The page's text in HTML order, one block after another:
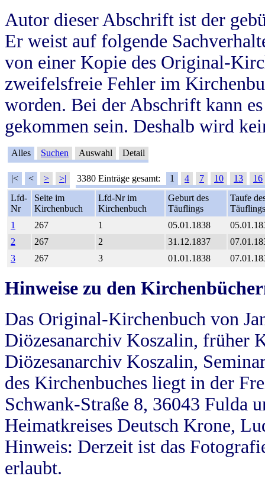
Autor dieser Abschrift ist der
Er weist auf folgende
von einer Kopie des Original-
zweifelsfreie Fehler im
worden. Bei der Abschrift kann
gekommen sein. Deshalb wird
Alles Suchen Auswahl Detail
|< < > >| 3380 Einträge gesamt: 1 4 7 10 13
16
Lfd-
Nr
Seite im
Kirchenbuch
Lfd-Nr im
Kirchenbuch
Geburt des
Täuflings
Taufe
Täuflings
1
267 1 05.01.1838
2
267 2 31.12.1837
3
267 3 01.01.1838
Hinweise zu den
Das Original-Kirchenbuch von
Diözesanarchiv Koszalin, früher
Diözesanarchiv Koszalin,
des Kirchenbuches liegt in der
Schwank-Straße 8, 36043 Fulda
Heimatkreises Deutsch Krone,
Hinweis: Derzeit ist das
erlaubt.